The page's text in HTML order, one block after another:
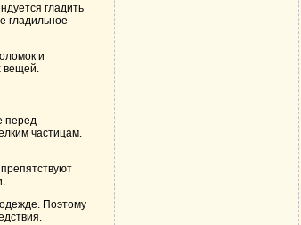
гладить
гладильное
и
вещей.
перед
частицам.
Поэтому